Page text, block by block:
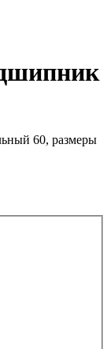
60, размеры